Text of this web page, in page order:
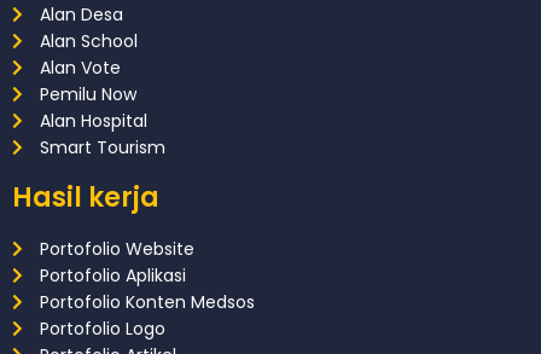
Alan Desa
Alan School
Alan Vote
Pemilu Now
Alan Hospital
Smart Tourism
Hasil kerja
Portofolio Website
Portofolio Aplikasi
Portofolio Konten Medsos
Portofolio Logo